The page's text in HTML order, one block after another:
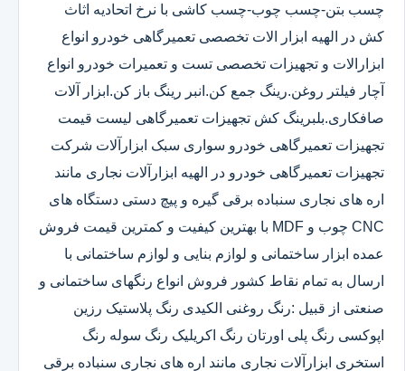
چسب بتن-چسب چوب-چسب کاشی با نرخ اتحادیه اثاث
کش در الهیه ابزار الات تخصصی تعمیرگاهی خودرو انواع
ابزارالات و تجهیزات تخصصی تست و تعمیرات خودرو انواع
آچار فیلتر روغن.رینگ جمع کن.انبر رینگ باز کن.ابزار آلات
صافکاری.بلبرینگ کش تجهیزات تعمیرگاهی لیست قیمت
تجهیزات تعمیرگاهی خودرو سواری سبک ابزارآلات شرکت
تجهیزات تعمیرگاهی خودرو در الهیه ابزارآلات نجاری مانند
اره های نجاری سنباده برقی گیره و پیچ دستی دستگاه های
CNC چوب و MDF با بهترین کیفیت و کمترین قیمت فروش
عمده ابزار ساختمانی و لوازم بنایی و لوازم ساختمانی با
ارسال به تمام نقاط کشور فروش انواع رنگهای ساختمانی و
صنعتی از قبیل :رنگ روغنی الکیدی رنگ پلاستیک رزین
اپوکسی رنگ پلی اورتان رنگ اکریلیک رنگ سوله رنگ
استخری ابزارآلات نجاری مانند اره های نجاری سنباده برقی